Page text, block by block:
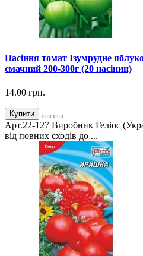
Насіння томат Ізумрудне
смачний 200-300г (20 насінин)
14.00 грн.
Купити
Арт.22-127 Виробник Геліос
від повних сходів до ...